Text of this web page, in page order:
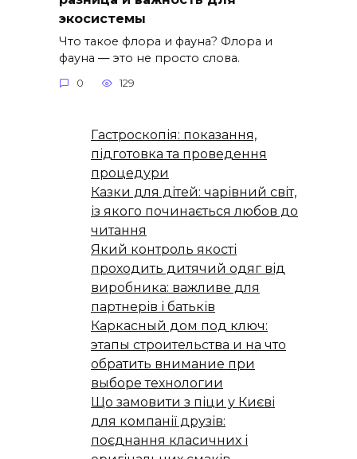
экосистемы
Что такое флора и фауна? Флора и
фауна — это не просто слова.
0 129
Гастроскопія: показання,
підготовка та проведення
процедури
Казки для дітей: чарівний світ,
із якого починається любов до
читання
Який контроль якості
проходить дитячий одяг від
виробника: важливе для
партнерів і батьків
Каркасный дом под ключ:
этапы строительства и на что
обратить внимание при
выборе технологии
Що замовити з піци у Києві
для компанії друзів:
поєднання класичних і